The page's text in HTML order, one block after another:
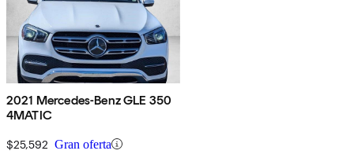
2021 Mercedes-Benz GLE 350
4MATIC
$25,592 Gran oferta